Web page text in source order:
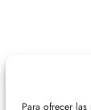
Para ofrecer